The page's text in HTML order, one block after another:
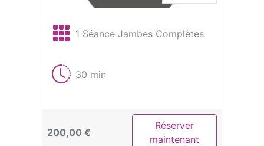
1 Séance Jambes Complètes
30 min
200,00 €
Réserver
maintenant